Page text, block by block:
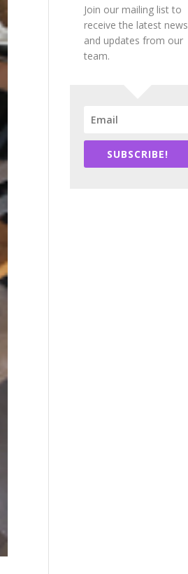
Join our mailing list to
receive the latest news
and updates from our
team.
SUBSCRIBE!